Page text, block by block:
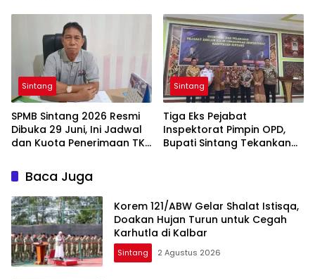
Listrik di Area Rumah Sakit
Sintang
SPMB Sintang 2026 Resmi
Dibuka 29 Juni, Ini Jadwal
dan Kuota Penerimaan TK,
Sintang
Tiga Eks Pejabat
Inspektorat Pimpin OPD,
Bupati Sintang Tekankan
Baca Juga
Korem 121/ABW Gelar Shalat Istisqa,
Doakan Hujan Turun untuk Cegah
Karhutla di Kalbar
Sintang 2 Agustus 2026